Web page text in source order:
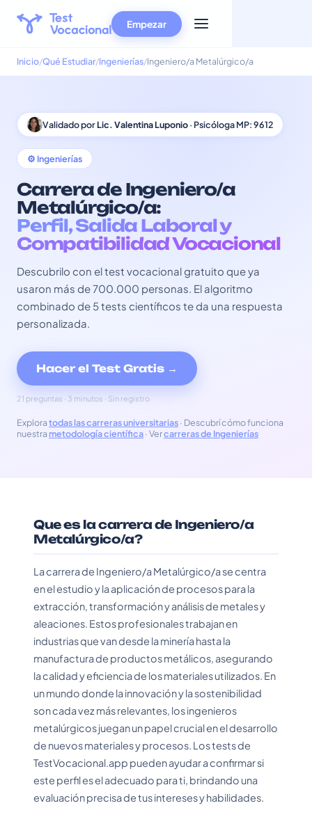
Empezar
Inicio Qué Estudiar Ingenierías Ingeniero/a Metalúrgico/a
Validado porLic. Valentina Luponio· Psicóloga MP: 9612
⚙️ Ingenierías
Carrera de Ingeniero/a
Metalúrgico/a:
Perfil, Salida Laboral y
Compatibilidad Vocacional
Descubrilo con el test vocacional gratuito que ya
usaron más de 700.000 personas. El algoritmo
combinado de 5 tests científicos te da una respuesta
personalizada.
Hacer el Test Gratis →
21 preguntas · 3 minutos · Sin registro
Exploratodas las carreras universitarias· Descubrí cómo funciona
nuestra metodología científica· Vercarreras de Ingenierías
Que es la carrera de Ingeniero/a
Metalúrgico/a?
La carrera de Ingeniero/a Metalúrgico/a se centra
en el estudio y la aplicación de procesos para la
extracción, transformación y análisis de metales y
aleaciones. Estos profesionales trabajan en
industrias que van desde la minería hasta la
manufactura de productos metálicos, asegurando
la calidad y eficiencia de los materiales utilizados. En
un mundo donde la innovación y la sostenibilidad
son cada vez más relevantes, los ingenieros
metalúrgicos juegan un papel crucial en el desarrollo
de nuevos materiales y procesos. Los tests de
TestVocacional.app pueden ayudar a confirmar si
este perfil es el adecuado para ti, brindando una
evaluación precisa de tus intereses y habilidades.